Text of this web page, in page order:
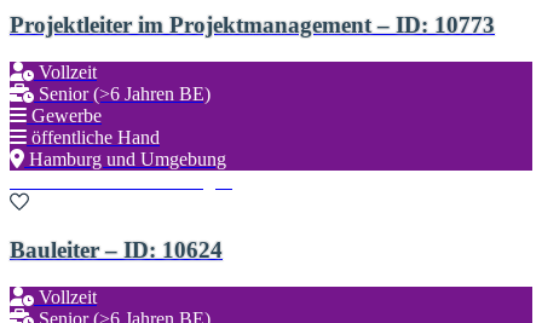
Projektleiter im Projektmanagement – ID: 10773
Vollzeit
Senior (>6 Jahren BE)
Gewerbe
öffentliche Hand
Hamburg und Umgebung
Bauleiter – ID: 10624
Vollzeit